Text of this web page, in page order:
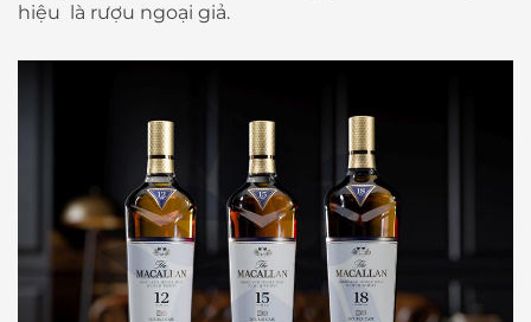
hiệu là rượu ngoại giả.